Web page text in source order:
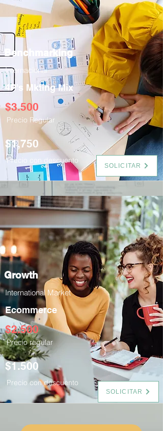
Benchmarking
Internacional
4P's Mkting Mix
$​3.500
Precio Regular
$1,750
Precio con descuento
Growth
International Market
Ecommerce
$2.500
Precio regular
$1.500
Precio con descuento
SOLICITAR
SOLICITAR